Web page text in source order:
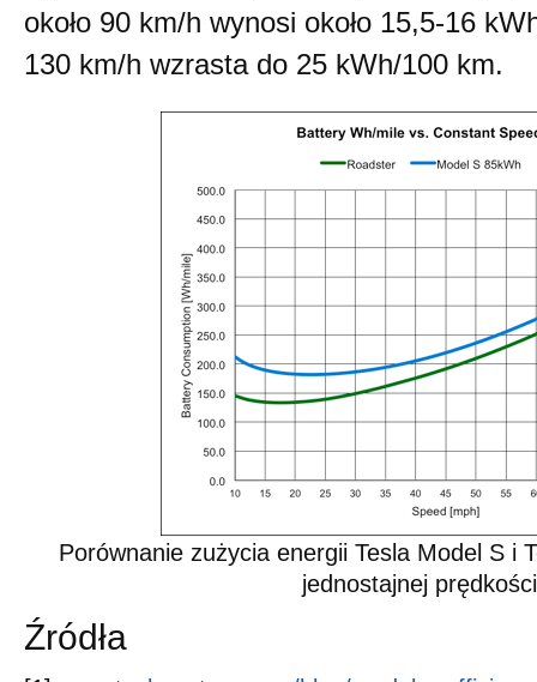
około 90 km/h wynosi około 15,5-16
130 km/h wzrasta do 25 kWh/100 km.
Porównanie zużycia energii Tesla Model S i
jednostajnej prędkości
Źródła